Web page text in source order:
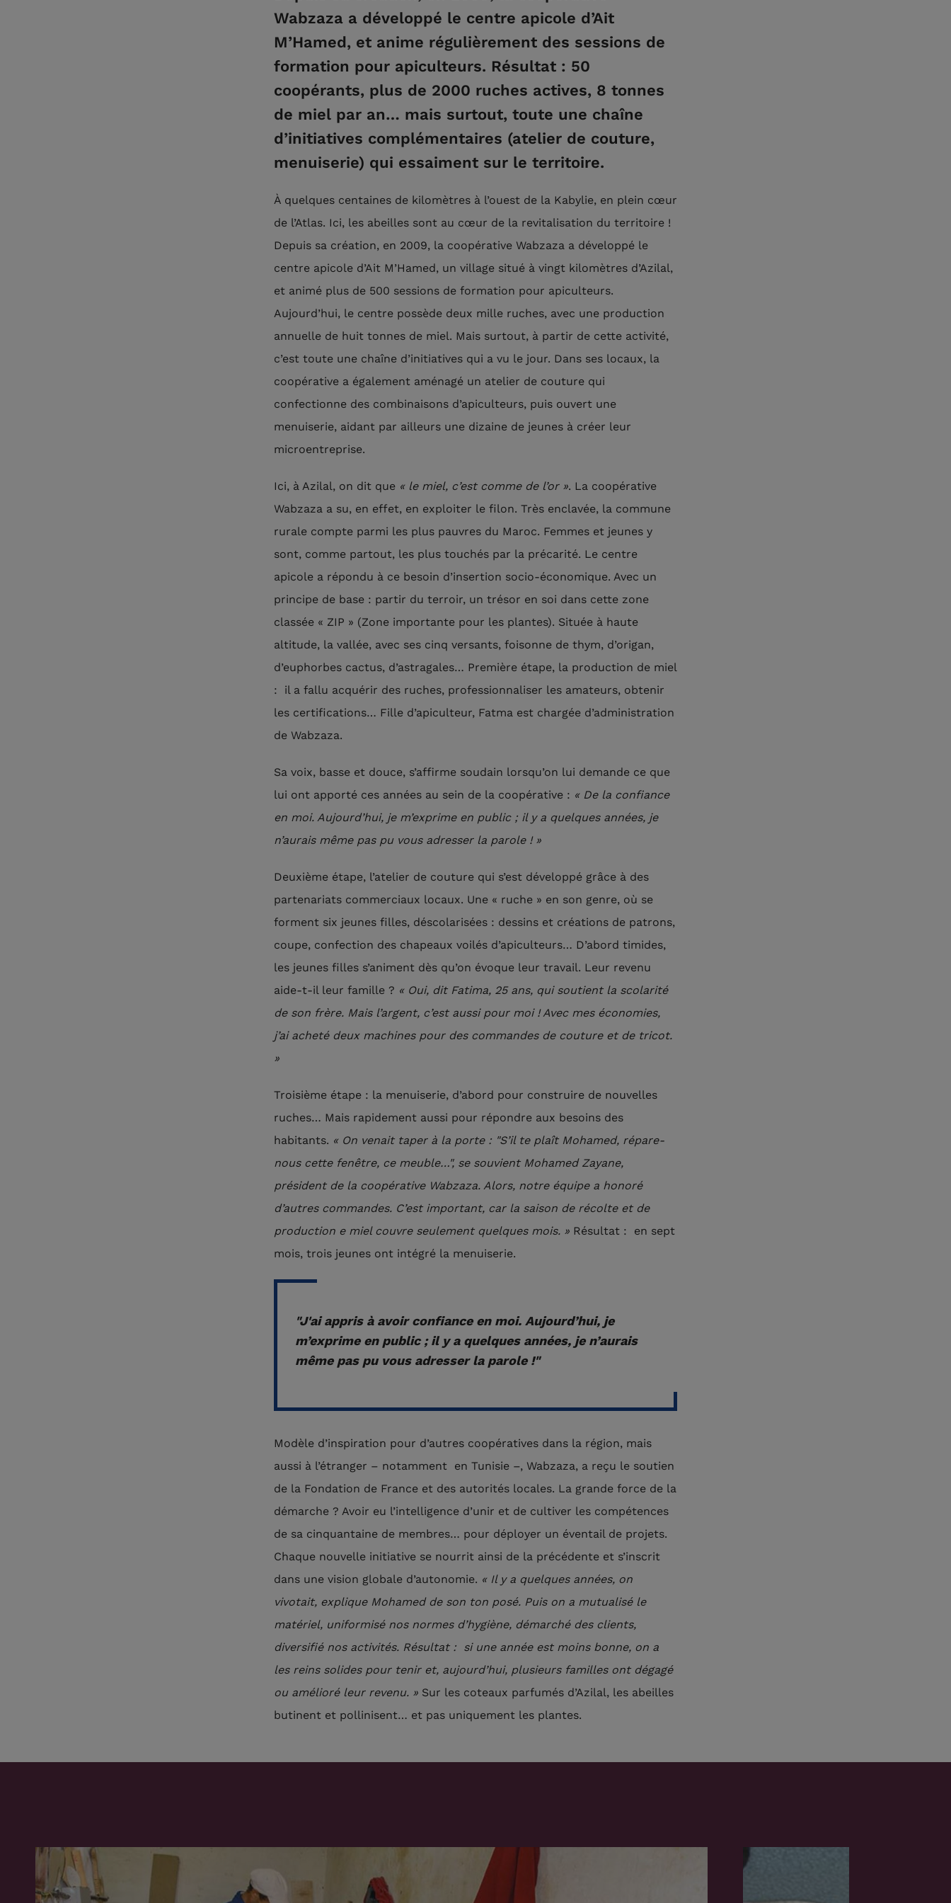
Wabzaza a développé le centre apicole d’Ait
M’Hamed, et anime régulièrement des sessions de
formation pour apiculteurs. Résultat : 50
coopérants, plus de 2000 ruches actives, 8 tonnes
de miel par an… mais surtout, toute une chaîne
d’initiatives complémentaires (atelier de couture,
menuiserie) qui essaiment sur le territoire.
À quelques centaines de kilomètres à l’ouest de la Kabylie, en plein cœur
de l’Atlas. Ici, les abeilles sont au cœur de la revitalisation du territoire !
Depuis sa création, en 2009, la coopérative Wabzaza a développé le
centre apicole d’Ait M’Hamed, un village situé à vingt kilomètres d’Azilal,
et animé plus de 500 sessions de formation pour apiculteurs.
Aujourd’hui, le centre possède deux mille ruches, avec une production
annuelle de huit tonnes de miel. Mais surtout, à partir de cette activité,
c’est toute une chaîne d’initiatives qui a vu le jour. Dans ses locaux, la
coopérative a également aménagé un atelier de couture qui
confectionne des combinaisons d’apiculteurs, puis ouvert une
menuiserie, aidant par ailleurs une dizaine de jeunes à créer leur
microentreprise.
Ici, à Azilal, on dit que « le miel, c’est comme de l’or ». La coopérative
Wabzaza a su, en effet, en exploiter le filon. Très enclavée, la commune
rurale compte parmi les plus pauvres du Maroc. Femmes et jeunes y
sont, comme partout, les plus touchés par la précarité. Le centre
apicole a répondu à ce besoin d’insertion socio-économique. Avec un
principe de base : partir du terroir, un trésor en soi dans cette zone
classée « ZIP » (Zone importante pour les plantes). Située à haute
altitude, la vallée, avec ses cinq versants, foisonne de thym, d’origan,
d’euphorbes cactus, d’astragales… Première étape, la production de miel
: il a fallu acquérir des ruches, professionnaliser les amateurs, obtenir
les certifications… Fille d’apiculteur, Fatma est chargée d’administration
de Wabzaza.
Sa voix, basse et douce, s’affirme soudain lorsqu’on lui demande ce que
lui ont apporté ces années au sein de la coopérative : « De la confiance
en moi. Aujourd’hui, je m’exprime en public ; il y a quelques années, je
n’aurais même pas pu vous adresser la parole ! »
Deuxième étape, l’atelier de couture qui s’est développé grâce à des
partenariats commerciaux locaux. Une « ruche » en son genre, où se
forment six jeunes filles, déscolarisées : dessins et créations de patrons,
coupe, confection des chapeaux voilés d’apiculteurs… D’abord timides,
les jeunes filles s’animent dès qu’on évoque leur travail. Leur revenu
aide-t-il leur famille ? « Oui, dit Fatima, 25 ans, qui soutient la scolarité
de son frère. Mais l’argent, c’est aussi pour moi ! Avec mes économies,
j’ai acheté deux machines pour des commandes de couture et de tricot.
»
Troisième étape : la menuiserie, d’abord pour construire de nouvelles
ruches… Mais rapidement aussi pour répondre aux besoins des
habitants. « On venait taper à la porte : "S’il te plaît Mohamed, répare-
nous cette fenêtre, ce meuble…", se souvient Mohamed Zayane,
président de la coopérative Wabzaza. Alors, notre équipe a honoré
d’autres commandes. C’est important, car la saison de récolte et de
production e miel couvre seulement quelques mois. » Résultat : en sept
mois, trois jeunes ont intégré la menuiserie.
"J'ai appris à avoir confiance en moi. Aujourd’hui, je
m’exprime en public ; il y a quelques années, je n’aurais
même pas pu vous adresser la parole !"
Modèle d’inspiration pour d’autres coopératives dans la région, mais
aussi à l’étranger – notamment en Tunisie –, Wabzaza, a reçu le soutien
de la Fondation de France et des autorités locales. La grande force de la
démarche ? Avoir eu l’intelligence d’unir et de cultiver les compétences
de sa cinquantaine de membres… pour déployer un éventail de projets.
Chaque nouvelle initiative se nourrit ainsi de la précédente et s’inscrit
dans une vision globale d’autonomie. « Il y a quelques années, on
vivotait, explique Mohamed de son ton posé. Puis on a mutualisé le
matériel, uniformisé nos normes d’hygiène, démarché des clients,
diversifié nos activités. Résultat : si une année est moins bonne, on a
les reins solides pour tenir et, aujourd’hui, plusieurs familles ont dégagé
ou amélioré leur revenu. » Sur les coteaux parfumés d’Azilal, les abeilles
butinent et pollinisent… et pas uniquement les plantes.